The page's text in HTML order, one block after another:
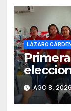
LÁZARO
el
AGO 8, 2026